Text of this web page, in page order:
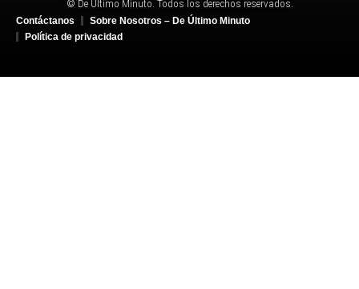
© De Último Minuto. Todos los derechos reservados.
Contáctanos
Sobre Nosotros – De Último Minuto
Política de privacidad